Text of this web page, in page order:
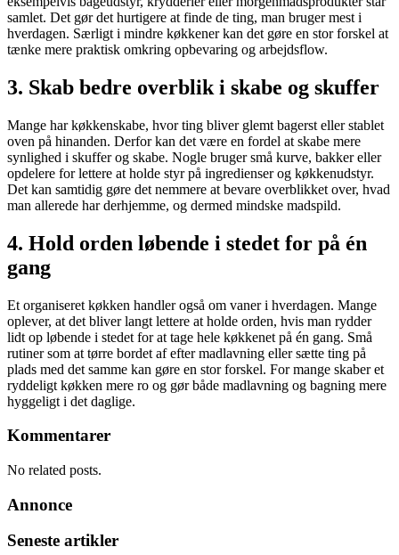
samlet. Det gør det hurtigere at finde de ting, man bruger mest i
hverdagen. Særligt i mindre køkkener kan det gøre en stor forskel at
tænke mere praktisk omkring opbevaring og arbejdsflow.
3. Skab bedre overblik i skabe og skuffer
Mange har køkkenskabe, hvor ting bliver glemt bagerst eller stablet
oven på hinanden. Derfor kan det være en fordel at skabe mere
synlighed i skuffer og skabe. Nogle bruger små kurve, bakker eller
opdelere for lettere at holde styr på ingredienser og køkkenudstyr.
Det kan samtidig gøre det nemmere at bevare overblikket over, hvad
man allerede har derhjemme, og dermed mindske madspild.
4. Hold orden løbende i stedet for på én
gang
Et organiseret køkken handler også om vaner i hverdagen. Mange
oplever, at det bliver langt lettere at holde orden, hvis man rydder
lidt op løbende i stedet for at tage hele køkkenet på én gang. Små
rutiner som at tørre bordet af efter madlavning eller sætte ting på
plads med det samme kan gøre en stor forskel. For mange skaber et
ryddeligt køkken mere ro og gør både madlavning og bagning mere
hyggeligt i det daglige.
Kommentarer
No related posts.
Annonce
Seneste artikler